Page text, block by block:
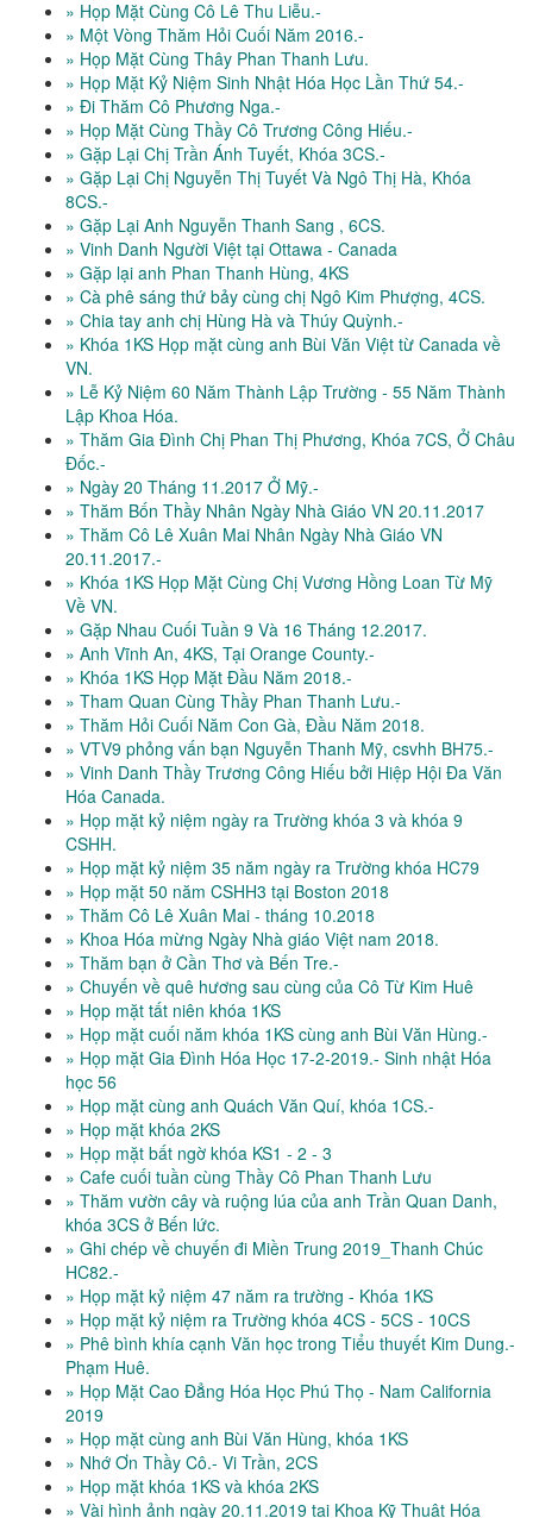
» Họp Mặt Cùng Cô Lê Thu Liễu.-
» Một Vòng Thăm Hỏi Cuối Năm 2016.-
» Họp Mặt Cùng Thây Phan Thanh Lưu.
» Họp Mặt Kỷ Niệm Sinh Nhật Hóa Học Lần Thứ 54.-
» Đi Thăm Cô Phương Nga.-
» Họp Mặt Cùng Thầy Cô Trương Công Hiếu.-
» Gặp Lại Chị Trần Ánh Tuyết, Khóa 3CS.-
» Gặp Lại Chị Nguyễn Thị Tuyết Và Ngô Thị Hà, Khóa
8CS.-
» Gặp Lại Anh Nguyễn Thanh Sang , 6CS.
» Vinh Danh Người Việt tại Ottawa - Canada
» Gặp lại anh Phan Thanh Hùng, 4KS
» Cà phê sáng thứ bảy cùng chị Ngô Kim Phượng, 4CS.
» Chia tay anh chị Hùng Hà và Thúy Quỳnh.-
» Khóa 1KS Họp mặt cùng anh Bùi Văn Việt từ Canada về
VN.
» Lễ Kỷ Niệm 60 Năm Thành Lập Trường - 55 Năm Thành
Lập Khoa Hóa.
» Thăm Gia Đình Chị Phan Thị Phương, Khóa 7CS, Ở Châu
Đốc.-
» Ngày 20 Tháng 11.2017 Ở Mỹ.-
» Thăm Bốn Thầy Nhân Ngày Nhà Giáo VN 20.11.2017
» Thăm Cô Lê Xuân Mai Nhân Ngày Nhà Giáo VN
20.11.2017.-
» Khóa 1KS Họp Mặt Cùng Chị Vương Hồng Loan Từ Mỹ
Về VN.
» Gặp Nhau Cuối Tuần 9 Và 16 Tháng 12.2017.
» Anh Vĩnh An, 4KS, Tại Orange County.-
» Khóa 1KS Họp Mặt Đầu Năm 2018.-
» Tham Quan Cùng Thầy Phan Thanh Lưu.-
» Thăm Hỏi Cuối Năm Con Gà, Đầu Năm 2018.
» VTV9 phỏng vấn bạn Nguyễn Thanh Mỹ, csvhh BH75.-
» Vinh Danh Thầy Trương Công Hiếu bởi Hiệp Hội Đa Văn
Hóa Canada.
» Họp mặt kỷ niệm ngày ra Trường khóa 3 và khóa 9
CSHH.
» Họp mặt kỷ niệm 35 năm ngày ra Trường khóa HC79
» Họp mặt 50 năm CSHH3 tại Boston 2018
» Thăm Cô Lê Xuân Mai - tháng 10.2018
» Khoa Hóa mừng Ngày Nhà giáo Việt nam 2018.
» Thăm bạn ở Cần Thơ và Bến Tre.-
» Chuyến về quê hương sau cùng của Cô Từ Kim Huê
» Họp mặt tất niên khóa 1KS
» Họp mặt cuối năm khóa 1KS cùng anh Bùi Văn Hùng.-
» Họp mặt Gia Đình Hóa Học 17-2-2019.- Sinh nhật Hóa
học 56
» Họp mặt cùng anh Quách Văn Quí, khóa 1CS.-
» Họp mặt khóa 2KS
» Họp mặt bất ngờ khóa KS1 - 2 - 3
» Cafe cuối tuần cùng Thầy Cô Phan Thanh Lưu
» Thăm vườn cây và ruộng lúa của anh Trần Quan Danh,
khóa 3CS ở Bến lức.
» Ghi chép về chuyến đi Miền Trung 2019_Thanh Chúc
HC82.-
» Họp mặt kỷ niệm 47 năm ra trường - Khóa 1KS
» Họp mặt kỷ niệm ra Trường khóa 4CS - 5CS - 10CS
» Phê bình khía cạnh Văn học trong Tiểu thuyết Kim Dung.-
Phạm Huê.
» Họp Mặt Cao Đẳng Hóa Học Phú Thọ - Nam California
2019
» Họp mặt cùng anh Bùi Văn Hùng, khóa 1KS
» Nhớ Ơn Thầy Cô.- Vi Trần, 2CS
» Họp mặt khóa 1KS và khóa 2KS
» Vài hình ảnh ngày 20.11.2019 tại Khoa Kỹ Thuật Hóa